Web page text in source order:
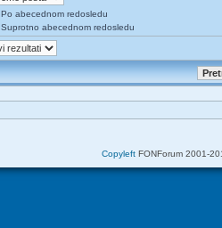
Po abecednom redosledu
Suprotno abecednom redosledu
CopyleftFONForum 2001-